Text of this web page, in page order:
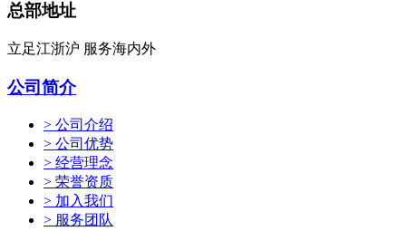
总部地址
立足江浙沪 服务海内外
公司简介
> 公司介绍
> 公司优势
> 经营理念
> 荣誉资质
> 加入我们
> 服务团队